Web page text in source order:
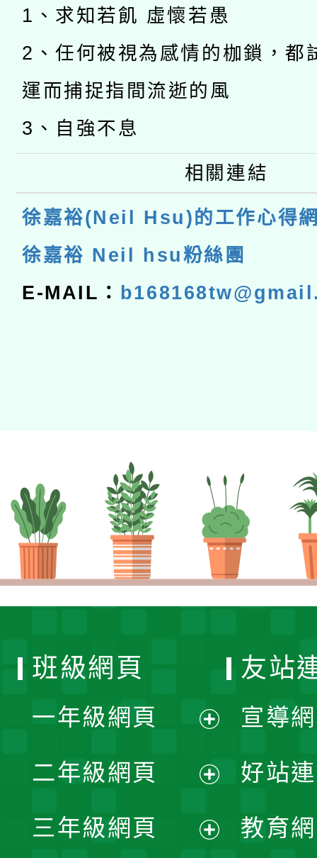
1、求知若飢 虛懷若愚
2、任何被視為感情的枷鎖，都
運而捕捉指間流逝的風
3、自強不息
相關連結
徐嘉裕(Neil Hsu)的工作心得
徐嘉裕 Neil hsu粉絲團
E-MAIL：
班級網頁
一年級網頁
開
選
二年級網頁
開
三年級網頁
友站
宣導
好站
教育